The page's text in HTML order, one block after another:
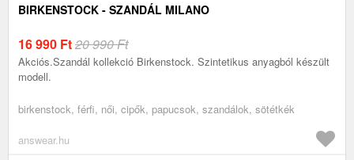
BIRKENSTOCK - SZANDÁL MILANO
16 990 Ft20 990 Ft
Akciós.Szandál kollekció Birkenstock. Szintetikus anyagból készült
modell.
birkenstock, férfi, női, cipők, papucsok, szandálok, sötétkék
answear.hu